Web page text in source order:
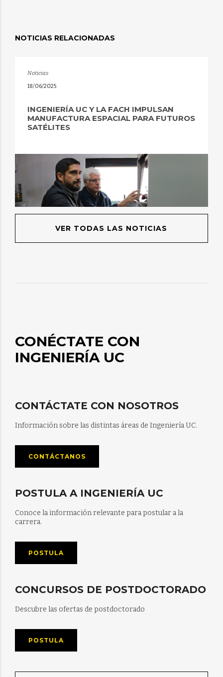
NOTICIAS RELACIONADAS
Noticias
18/06/2025
INGENIERÍA UC Y LA FACH IMPULSAN
MANUFACTURA ESPACIAL PARA FUTUROS
SATÉLITES
VER TODAS LAS NOTICIAS
CONÉCTATE CON
INGENIERÍA UC
CONTÁCTATE CON NOSOTROS
Información sobre las distintas áreas de Ingeniería UC.
CONTÁCTANOS
POSTULA A INGENIERÍA UC
Conoce la información relevante para postular a la
carrera.
POSTULA
CONCURSOS DE POSTDOCTORADO
Descubre las ofertas de postdoctorado
POSTULA